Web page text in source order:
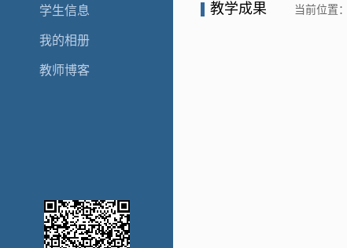
学生信息
我的相册
教师博客
教学成果 当前位置：